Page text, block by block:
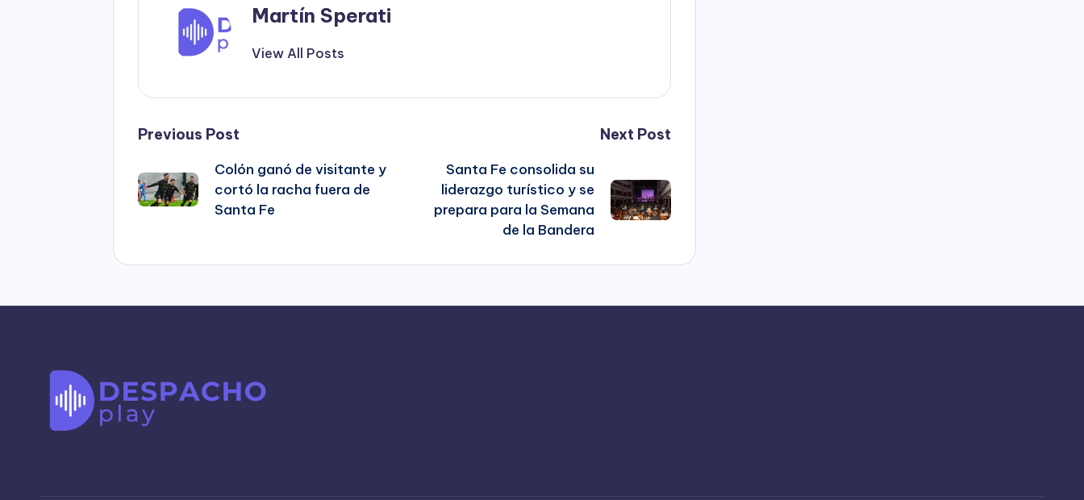
Martín Sperati
View All Posts
Post
navigation
Previous Post
Colón ganó de visitante y
cortó la racha fuera de
Santa Fe
Next Post
Santa Fe consolida su
liderazgo turístico y se
prepara para la Semana
de la Bandera